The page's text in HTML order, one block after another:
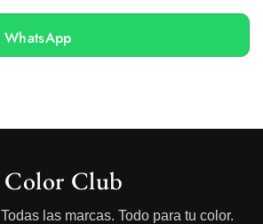
Color Club
las marcas. Todo para tu color.